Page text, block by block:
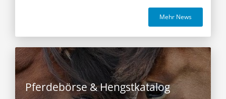
Mehr News
Pferdebörse & Hengstkatalog